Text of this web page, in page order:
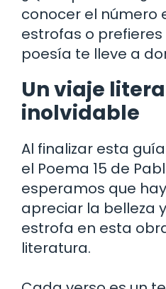
conocer el número
estrofas o
poesía te lleve a
Un viaje
inolvidable
Al finalizar esta
el Poema 15 de
esperamos que
apreciar la belleza
estrofa en esta
literatura.